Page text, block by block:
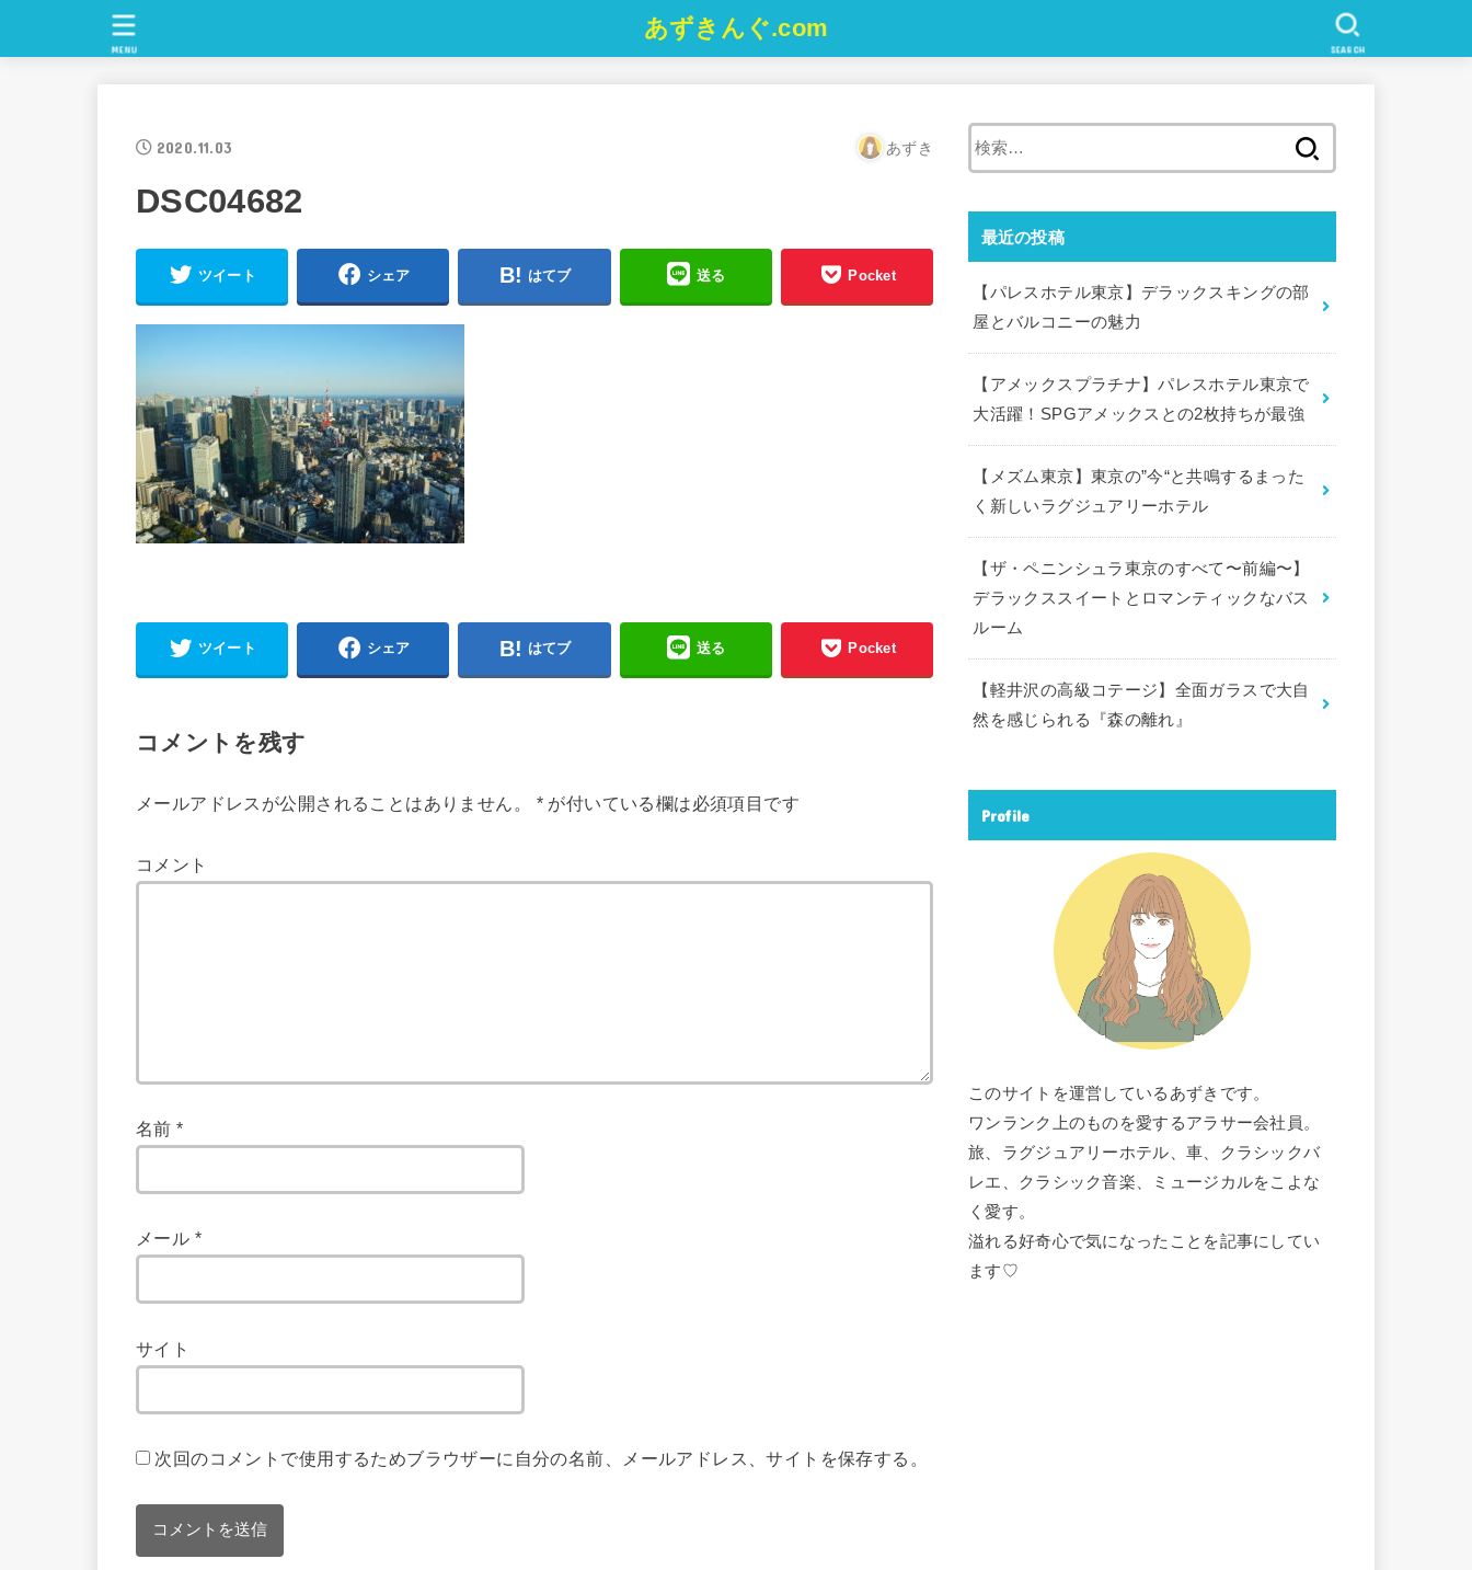
あずきんぐ.com
SEARCH
MENU
2020.11.03 あずき
DSC04682
ツイート シェア はてブ 送る Pocket
ツイート シェア はてブ 送る Pocket
コメントを残す
メールアドレスが公開されることはありません。 *が付いている欄は必須項目です
コメント
名前*
メール *
サイト
次回のコメントで使用するためブラウザーに自分の名前、メールアドレス、サイトを保存する。
索
最近の投稿
【パレスホテル東京】デラックスキングの部
屋とバルコニーの魅力
【アメックスプラチナ】パレスホテル東京で
大活躍！SPGアメックスとの2枚持ちが最強
【メズム東京】東京の”今“と共鳴するまった
く新しいラグジュアリーホテル
【ザ・ペニンシュラ東京のすべて〜前編〜】
デラックススイートとロマンティックなバス
ルーム
【軽井沢の高級コテージ】全面ガラスで大自
然を感じられる『森の離れ』
Profile
このサイトを運営しているあずきです。
ワンランク上のものを愛するアラサー会社員。
旅、ラグジュアリーホテル、車、クラシックバ
レエ、クラシック音楽、ミュージカルをこよな
く愛す。
溢れる好奇心で気になったことを記事にしてい
ます♡